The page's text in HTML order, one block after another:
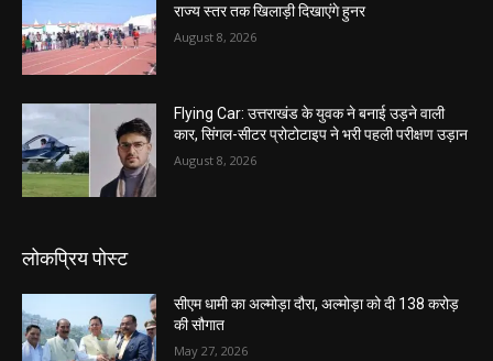
राज्य स्तर तक खिलाड़ी दिखाएंगे हुनर
August 8, 2026
Flying Car: उत्तराखंड के युवक ने बनाई उड़ने वाली
कार, सिंगल-सीटर प्रोटोटाइप ने भरी पहली परीक्षण उड़ान
August 8, 2026
लोकप्रिय पोस्ट
सीएम धामी का अल्मोड़ा दौरा, अल्मोड़ा को दी 138 करोड़
की सौगात
May 27, 2026